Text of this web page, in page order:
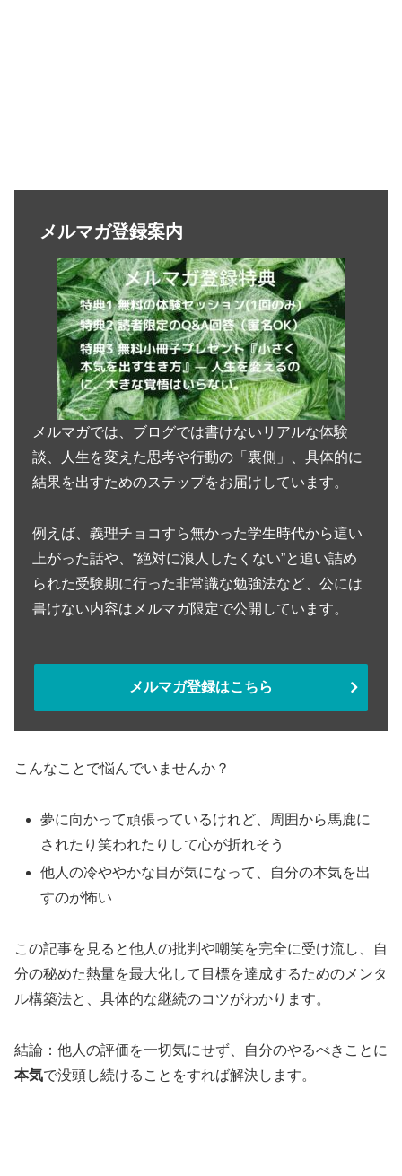
メルマガ登録案内
メルマガでは、ブログでは書けないリアルな体験
談、人生を変えた思考や行動の「裏側」、具体的に
結果を出すためのステップをお届けしています。
例えば、義理チョコすら無かった学生時代から這い
上がった話や、“絶対に浪人したくない”と追い詰め
られた受験期に行った非常識な勉強法など、公には
書けない内容はメルマガ限定で公開しています。
メルマガ登録はこちら
こんなことで悩んでいませんか？
夢に向かって頑張っているけれど、周囲から馬鹿に
されたり笑われたりして心が折れそう
他人の冷ややかな目が気になって、自分の本気を出
すのが怖い
この記事を見ると他人の批判や嘲笑を完全に受け流し、自
分の秘めた熱量を最大化して目標を達成するためのメンタ
ル構築法と、具体的な継続のコツがわかります。
結論：他人の評価を一切気にせず、自分のやるべきことに
本気で没頭し続けることをすれば解決します。